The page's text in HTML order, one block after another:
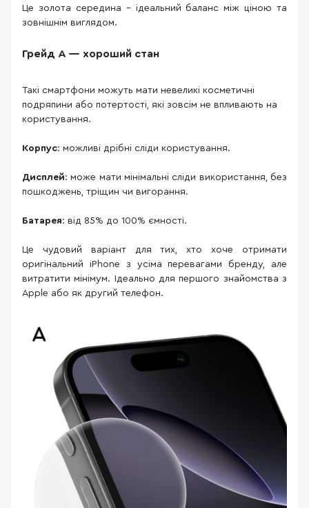
Це золота середина – ідеальний баланс між ціною та
зовнішнім виглядом.
Грейд A — хороший стан
Такі смартфони можуть мати невеликі косметичні
подряпини або потертості, які зовсім не впливають на
користування.
Корпус: можливі дрібні сліди користування.
Дисплей: може мати мінімальні сліди використання, без
пошкоджень, тріщин чи вигорання.
Батарея: від 85% до 100% ємності.
Це чудовий варіант для тих, хто хоче отримати
оригінальний iPhone з усіма перевагами бренду, але
витратити мінімум. Ідеально для першого знайомства з
Apple або як другий телефон.